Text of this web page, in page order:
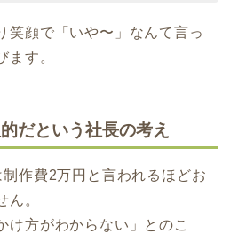
笑顔で「いや〜」なんて言っ
ます。
だという社長の考え
作費2万円と言われるほどお
ん。
け方がわからない」とのこ